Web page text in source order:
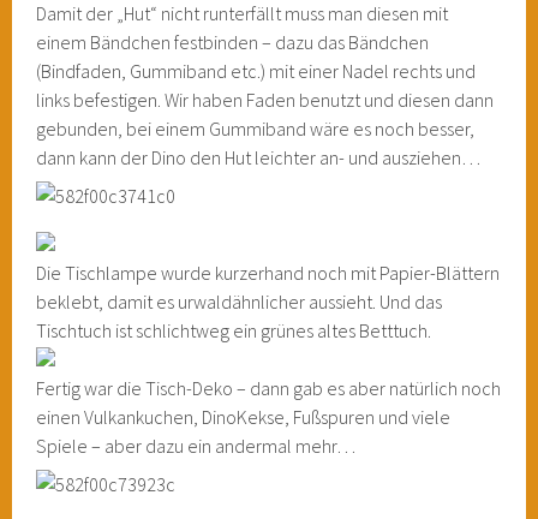
Damit der „Hut“ nicht runterfällt muss man diesen mit
einem Bändchen festbinden – dazu das Bändchen
(Bindfaden, Gummiband etc.) mit einer Nadel rechts und
links befestigen. Wir haben Faden benutzt und diesen dann
gebunden, bei einem Gummiband wäre es noch besser,
dann kann der Dino den Hut leichter an- und ausziehen…
Die Tischlampe wurde kurzerhand noch mit Papier-Blättern
beklebt, damit es urwaldähnlicher aussieht. Und das
Tischtuch ist schlichtweg ein grünes altes Betttuch.
Fertig war die Tisch-Deko – dann gab es aber natürlich noch
einen Vulkankuchen, DinoKekse, Fußspuren und viele
Spiele – aber dazu ein andermal mehr…